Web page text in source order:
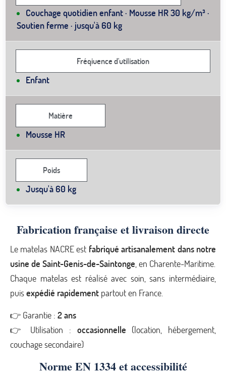
Couchage quotidien enfant · Mousse HR 30 kg/m³ ·
Soutien ferme · jusqu'à 60 kg
Fréqiuence d'utilisation
Enfant
Matière
Mousse HR
Poids
Jusqu'à 60 kg
Fabrication française et livraison directe
Le matelas NACRE est fabriqué artisanalement dans notre
usine de Saint-Genis-de-Saintonge, en Charente-Maritime.
Chaque matelas est réalisé avec soin, sans intermédiaire,
puisexpédié rapidement partout en France.
👉 Garantie : 2 ans
👉 Utilisation : occasionnelle (location, hébergement,
couchage secondaire)
Norme EN 1334 et accessibilité